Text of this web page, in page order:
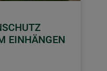
EINHÄNGEN